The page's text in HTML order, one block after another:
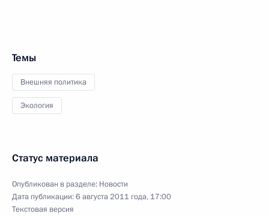
Темы
Внешняя политика
Экология
Статус материала
Опубликован в разделе: Новости
Дата публикации:6 августа 2011 года, 17:00
Текстовая версия